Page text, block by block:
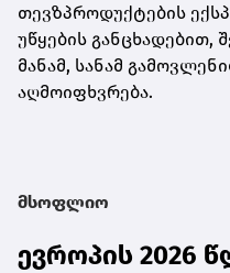
თევზპროდუქტების
უწყების განცხადებით,
მანამ, სანამ
აღმოიფხვრება.
მსოფლიო
ევროპის 2026